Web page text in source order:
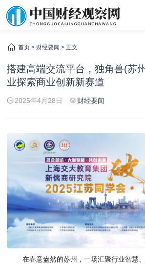
首页 > 财经要闻 > 正文
搭建高端交流平台，独角兽(苏
业探索商业创新新赛道
2025年4月28日 财经要闻
在春意盎然的苏州，一场汇聚行业智慧